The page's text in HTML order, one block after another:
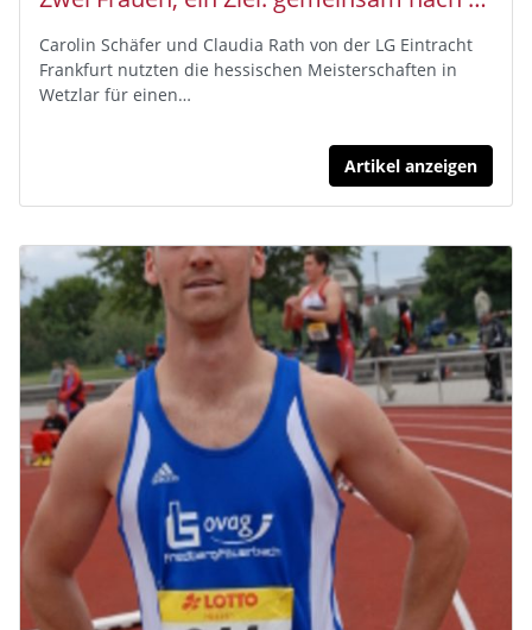
Carolin Schäfer und Claudia Rath von der LG Eintracht
Frankfurt nutzten die hessischen Meisterschaften in
Wetzlar für einen…
Artikel anzeigen